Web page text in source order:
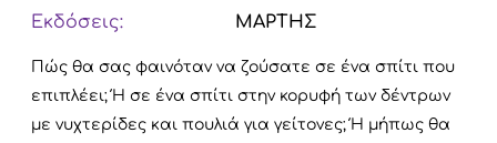
Εκδόσεις: ΜΑΡΤΗΣ
Πώς θα σας φαινόταν να ζούσατε σε ένα σπίτι που
επιπλέει; Ή σε ένα σπίτι στην κορυφή των δέντρων
με νυχτερίδες και πουλιά για γείτονες; Ή μήπως θα